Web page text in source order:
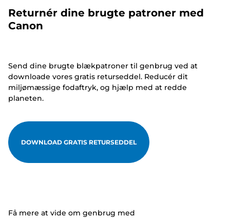
Returnér dine brugte patroner med
Canon
Send dine brugte blækpatroner til genbrug ved at
downloade vores gratis returseddel. Reducér dit
miljømæssige fodaftryk, og hjælp med at redde
planeten.
DOWNLOAD GRATIS RETURSEDDEL
Få mere at vide om genbrug med